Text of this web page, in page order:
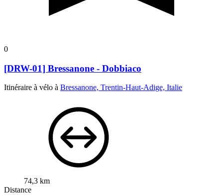
0
[DRW-01] Bressanone - Dobbiaco
Itinéraire à vélo à Bressanone, Trentin-Haut-Adige, Italie
74,3 km
Distance